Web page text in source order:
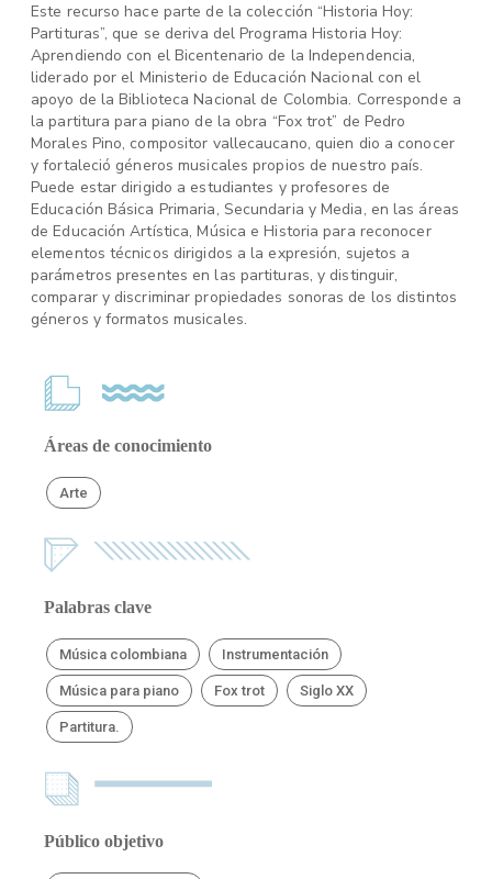
Este recurso hace parte de la colección “Historia Hoy:
Partituras”, que se deriva del Programa Historia Hoy:
Aprendiendo con el Bicentenario de la Independencia,
liderado por el Ministerio de Educación Nacional con el
apoyo de la Biblioteca Nacional de Colombia. Corresponde a
la partitura para piano de la obra “Fox trot” de Pedro
Morales Pino, compositor vallecaucano, quien dio a conocer
y fortaleció géneros musicales propios de nuestro país.
Puede estar dirigido a estudiantes y profesores de
Educación Básica Primaria, Secundaria y Media, en las áreas
de Educación Artística, Música e Historia para reconocer
elementos técnicos dirigidos a la expresión, sujetos a
parámetros presentes en las partituras, y distinguir,
comparar y discriminar propiedades sonoras de los distintos
géneros y formatos musicales.
Áreas de conocimiento
Arte
Palabras clave
Música colombiana Instrumentación
Música para piano Fox trot Siglo XX
Partitura.
Público objetivo